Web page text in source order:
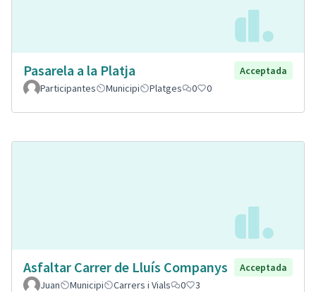
Pasarela a la Platja
Acceptada
Participantes
Municipi Platges 0 0
Asfaltar Carrer de Lluís Companys
Acceptada
Juan
Municipi Carrers i Vials 0 3